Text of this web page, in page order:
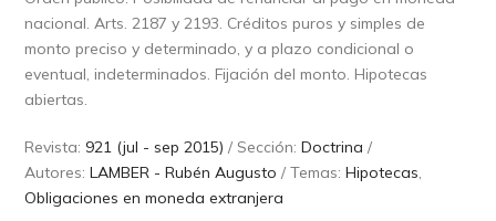
nacional. Arts. 2187 y 2193. Créditos puros y simples de
monto preciso y determinado, y a plazo condicional o
eventual, indeterminados. Fijación del monto. Hipotecas
abiertas.
Revista: 921 (jul - sep 2015) / Sección:Doctrina /
Autores:LAMBER - Rubén Augusto / Temas:Hipotecas,
Obligaciones en moneda extranjera